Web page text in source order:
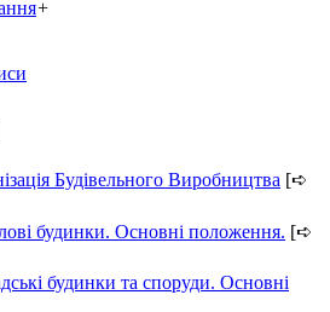
+
Будівельного Виробництва [➪
будинки. Основні положення. [➪
будинки та споруди. Основні